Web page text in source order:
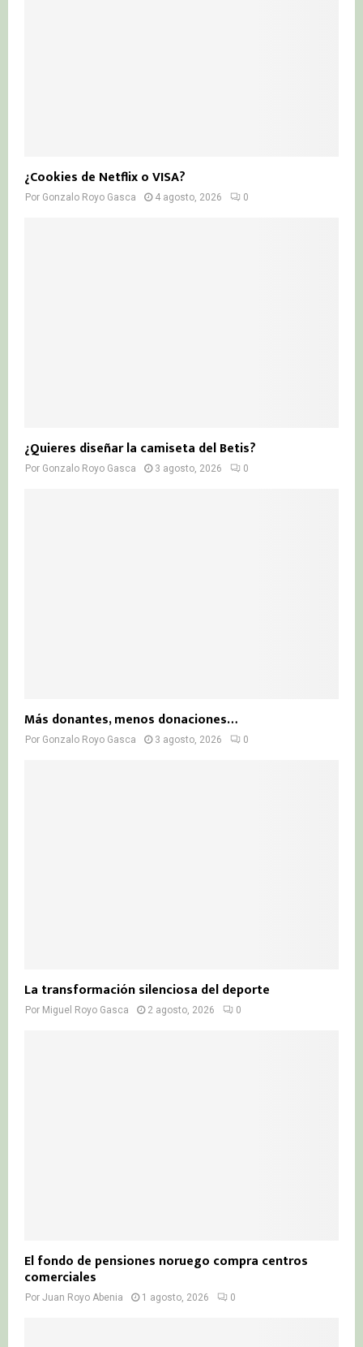
¿Cookies de Netflix o VISA?
Por Gonzalo Royo Gasca 4 agosto, 2026 0
¿Quieres diseñar la camiseta del Betis?
Por Gonzalo Royo Gasca 3 agosto, 2026 0
Más donantes, menos donaciones…
Por Gonzalo Royo Gasca 3 agosto, 2026 0
La transformación silenciosa del deporte
Por Miguel Royo Gasca 2 agosto, 2026 0
El fondo de pensiones noruego compra centros
comerciales
Por Juan Royo Abenia 1 agosto, 2026 0